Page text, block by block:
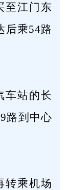
至江门东
后乘54路
车站的长
路到中心
转乘机场